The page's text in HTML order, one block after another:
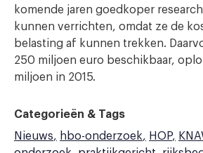
komende jaren goedkoper
kunnen verrichten, omdat ze de
belasting af kunnen trekken.
250 miljoen euro beschikbaar,
miljoen in 2015.
Categorieën & Tags
Nieuws
hbo-onderzoek HOP